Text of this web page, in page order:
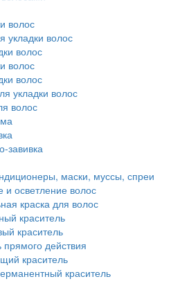
волос
укладки волос
волос
волос
волос
укладки волос
волос
завивка
маски, муссы, спреи
и осветление волос
краска для волос
краситель
краситель
прямого действия
краситель
краситель